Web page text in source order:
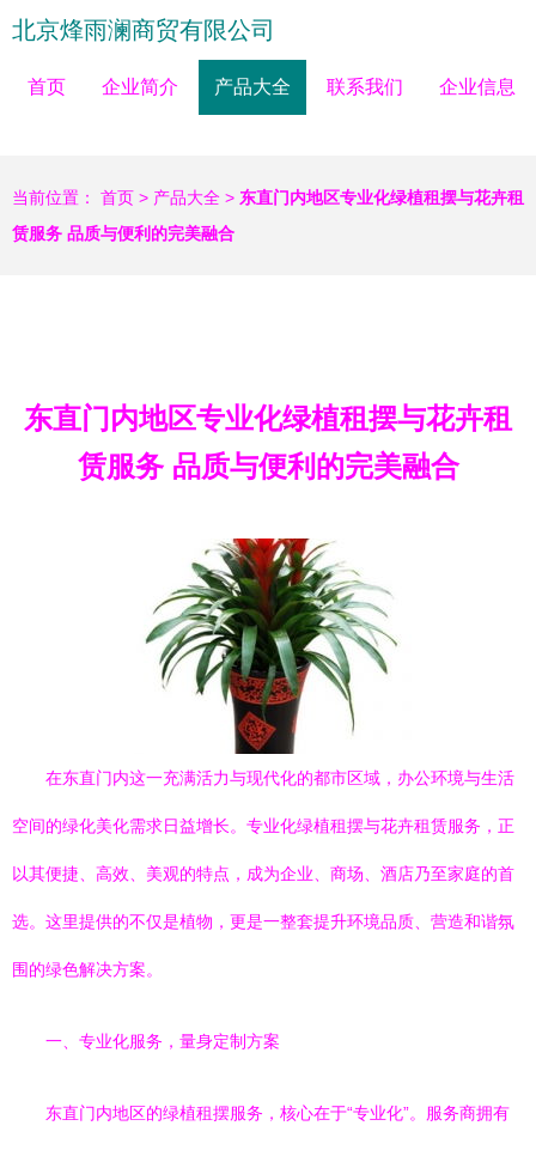
北京烽雨澜商贸有限公司
首页 企业简介 产品大全 联系我们 企业信息
当前位置： 首页 > 产品大全 > 东直门内地区专业化绿植租摆与花卉租
赁服务 品质与便利的完美融合
东直门内地区专业化绿植租摆与花卉租
赁服务 品质与便利的完美融合
在东直门内这一充满活力与现代化的都市区域，办公环境与生活
空间的绿化美化需求日益增长。专业化绿植租摆与花卉租赁服务，正
以其便捷、高效、美观的特点，成为企业、商场、酒店乃至家庭的首
选。这里提供的不仅是植物，更是一整套提升环境品质、营造和谐氛
围的绿色解决方案。
一、专业化服务，量身定制方案
东直门内地区的绿植租摆服务，核心在于“专业化”。服务商拥有